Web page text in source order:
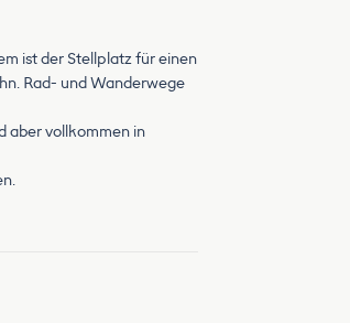
ist der Stellplatz für einen
Rad- und Wanderwege
aber vollkommen in